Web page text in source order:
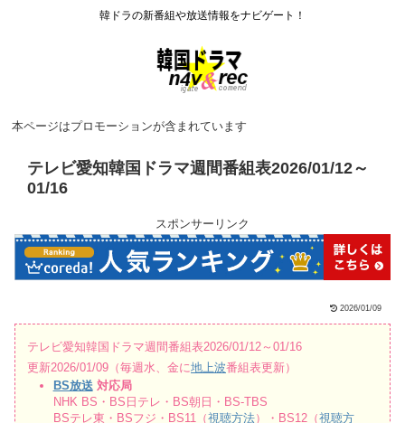
韓ドラの新番組や放送情報をナビゲート！
本ページはプロモーションが含まれています
テレビ愛知韓国ドラマ週間番組表2026/01/12～
01/16
スポンサーリンク
2026/01/09
テレビ愛知韓国ドラマ週間番組表2026/01/12～01/16
更新2026/01/09（毎週水、金に地上波番組表更新）
BS放送 対応局
NHK BS・BS日テレ・BS朝日・BS-TBS
BSテレ東・BSフジ・BS11（視聴方法）・BS12（視聴方